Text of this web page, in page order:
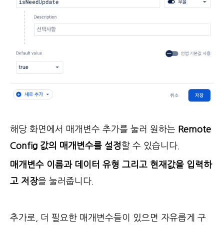
해당 화면에서 매개변수 추가를 눌러 원하는 Remote
Config 값의 매개변수를 설정 할 수 있습니다.
매개변수 이름과 데이터 유형 그리고 현재값을 입력하
고 저장을 눌러줍니다.
추가로, 더 필요한 매개변수들이 있으면 자유롭게 구